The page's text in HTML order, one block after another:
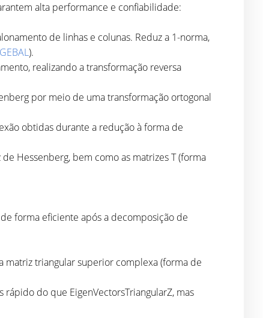
alta performance e confiabilidade:
de linhas e colunas. Reduz a 1-norma,
GEBAL).
realizando a transformação reversa
por meio de uma transformação ortogonal
obtidas durante a redução à forma de
Hessenberg, bem como as matrizes T (forma
forma eficiente após a decomposição de
triangular superior complexa (forma de
rápido do que EigenVectorsTriangularZ, mas